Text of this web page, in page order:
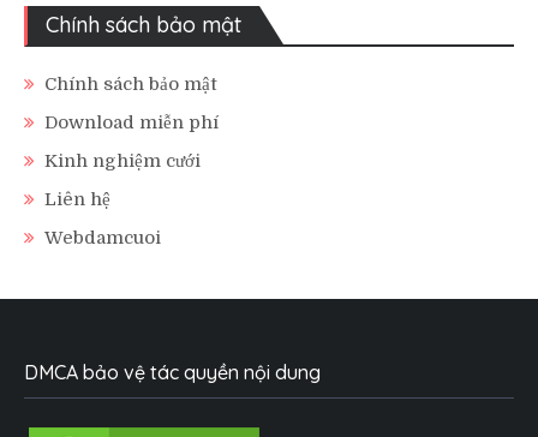
Chính sách bảo mật
Chính sách bảo mật
Download miễn phí
Kinh nghiệm cưới
Liên hệ
Webdamcuoi
DMCA bảo vệ tác quyền nội dung